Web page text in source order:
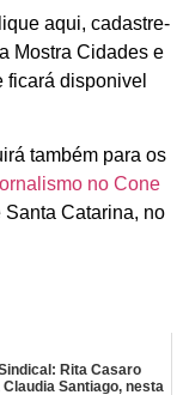
aqui, cadastre-
Mostra Cidades e
ficará disponivel
também para os
no Cone
Catarina, no
Rita Casaro
Santiago, nesta